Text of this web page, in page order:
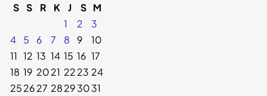
S S R K J S M
1
2
3
4
5 6 7 8 9
10
11 12 13 14 15 16 17
18 19 2021 2223 24
252627 28293031